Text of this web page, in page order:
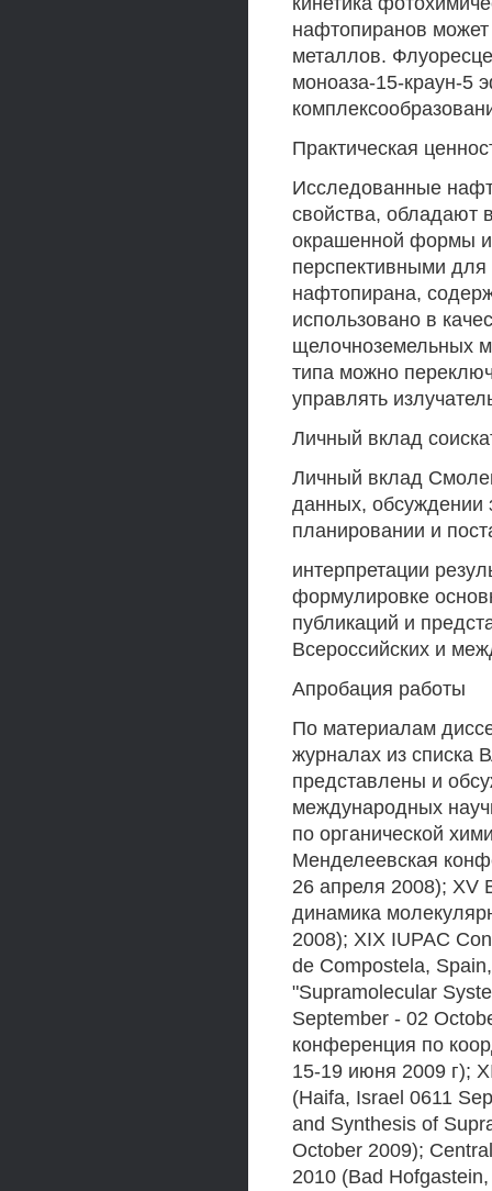
нафтопиранов может
металлов.
моноаза-15-краун-5
Практическая
Исследованные
свойства, обладают
окрашенной формы и
перспективными для
нафтопирана,
использовано в
щелочноземельных
типа можно
управлять
Личный вклад
Личный вклад
данных, обсуждении
планировании и
интерпретации
формулировке
публикаций и
Всероссийских и
Апробация работы
По материалам
журналах из списка
представлены и
международных
по органической
Менделеевская
26 апреля 2008); XV
динамика
2008); XIX IUPAC
de Compostela,
"Supramolecular
September - 02
конференция по
15-19 июня 2009 г);
(Haifa, Israel 0611
and Synthesis of
October 2009);
2010 (Bad